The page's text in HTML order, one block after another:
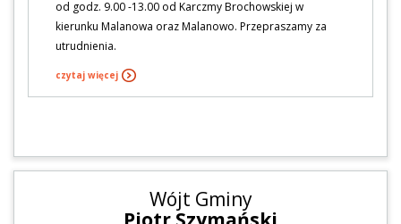
od godz. 9.00 -13.00 od Karczmy Brochowskiej w
kierunku Malanowa oraz Malanowo. Przepraszamy za
utrudnienia.
czytaj więcej
Wójt Gminy